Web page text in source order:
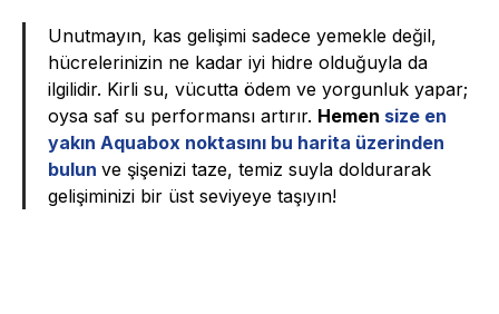
Unutmayın, kas gelişimi sadece yemekle değil,
hücrelerinizin ne kadar iyi hidre olduğuyla da
ilgilidir. Kirli su, vücutta ödem ve yorgunluk yapar;
oysa saf su performansı artırır. Hemen size en
yakın Aquabox noktasını bu harita üzerinden
bulun ve şişenizi taze, temiz suyla doldurarak
gelişiminizi bir üst seviyeye taşıyın!